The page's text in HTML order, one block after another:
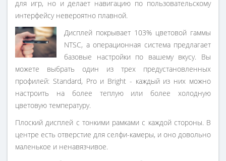
для игр, но и делает навигацию по пользовательскому
интерфейсу невероятно плавной.
Дисплей покрывает 103% цветовой гаммы
NTSC, а операционная система предлагает
базовые настройки по вашему вкусу. Вы
можете выбрать один из трех предустановленных
профилей: Standard, Pro и Bright - каждый из них можно
настроить на более теплую или более холодную
цветовую температуру.
Плоский дисплей с тонкими рамками с каждой стороны. В
центре есть отверстие для селфи-камеры, и оно довольно
маленькое и ненавязчивое.